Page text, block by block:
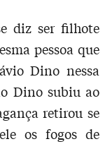
diz ser filhote
pessoa que
Dino nessa
Dino subiu ao
retirou se
os fogos de